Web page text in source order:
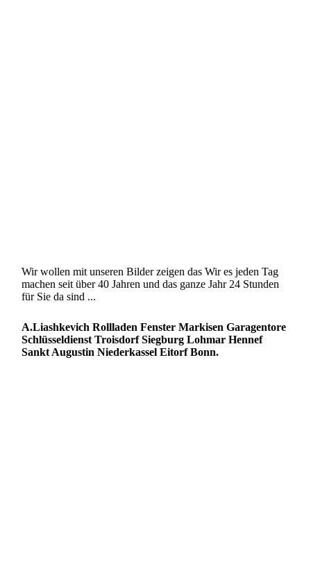
Wir wollen mit unseren Bilder zeigen das Wir es jeden Tag
machen seit über 40 Jahren und das ganze Jahr 24 Stunden
für Sie da sind ...
A.Liashkevich Rollladen Fenster Markisen Garagentore
Schlüsseldienst Troisdorf Siegburg Lohmar Hennef
Sankt Augustin Niederkassel Eitorf Bonn.